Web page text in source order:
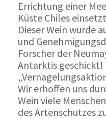
Errichtung einer
Küste Chiles
Dieser Wein wurde
und
Forscher der
Antarktis geschickt!
Wir erhoffen uns
Wein viele
des Artenschutzes